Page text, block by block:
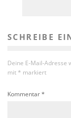
SCHREIBE
Deine E-Mail-Adresse
mit * markiert
Kommentar*